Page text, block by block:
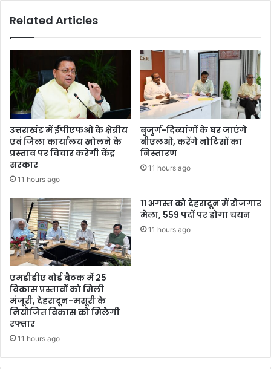
,
मा
री
स
का
र
की
प्रा
मि
क
सी
ए
म
कि
म
आ
वा
स
घे
रा
व
Related Articles
उत्तराखंड में ईपीएफओ के क्षेत्रीय
एवं जिला कार्यालय खोलने के
प्रस्ताव पर विचार करेगी केंद्र
सरकार
11 hours ago
बुजुर्ग-दिव्यांगों के घर जाएंगे
बीएलओ, करेंगे नोटिसों का
निस्तारण
11 hours ago
एमडीडीए बोर्ड बैठक में 25
विकास प्रस्तावों को मिली
मंजूरी, देहरादून-मसूरी के
नियोजित विकास को मिलेगी
रफ्तार
11 hours ago
11 अगस्त को देहरादून में रोजगार
मेला, 559 पदों पर होगा चयन
11 hours ago